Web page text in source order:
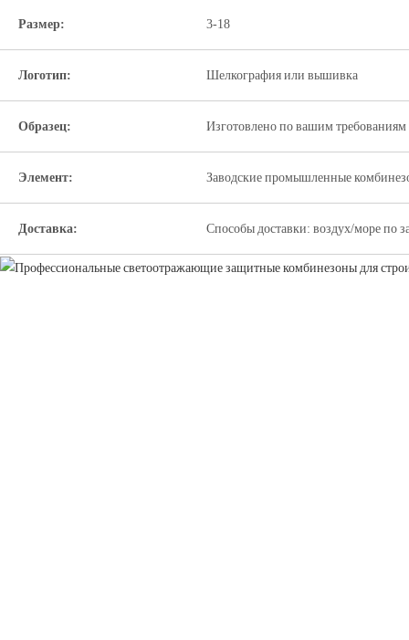
Размер: 3-18
Логотип: Шелкография или вышивка
Образец: Изготовлено по вашим
Элемент: Заводские промышленные
Доставка: Способы доставки: воздух/море по